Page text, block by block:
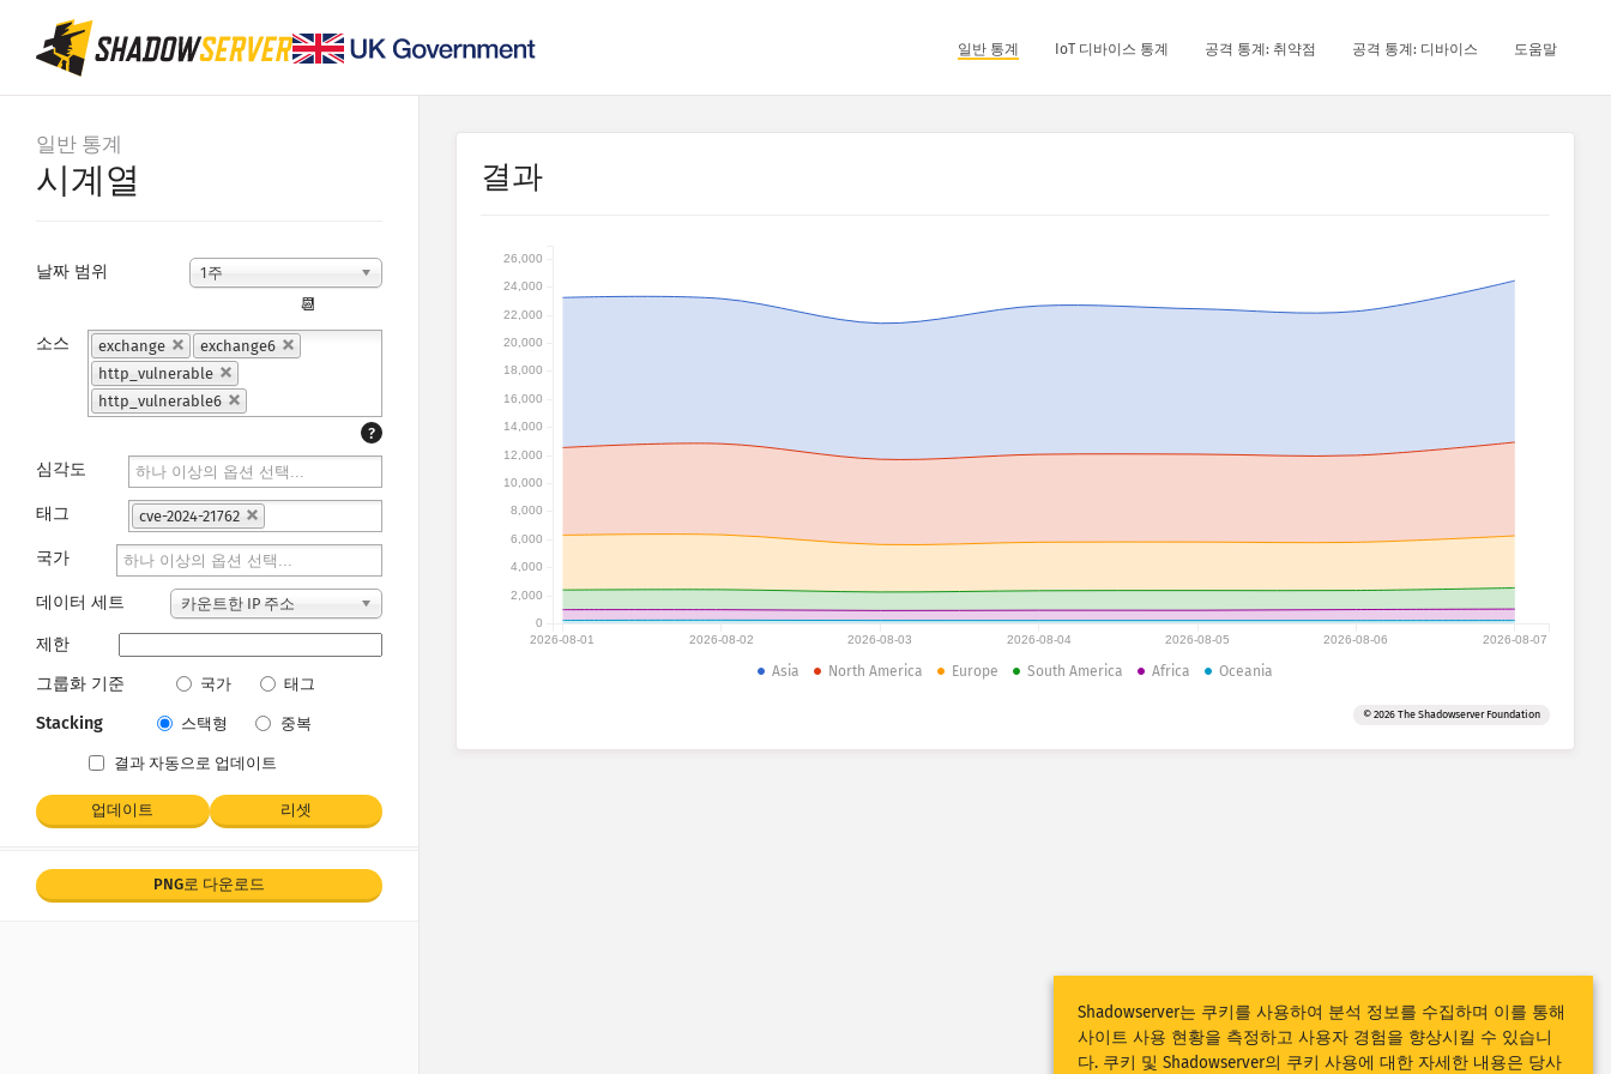
일반 통계 IoT 디바이스 통계 공격 통계: 취약점 공격 통계: 디바이스 도움말
일반 통계
시계열
날짜 범위 1주
📆
소스
exchange
exchange6
http_vulnerable
http_vulnerable6
?
심각도
태그 cve-2024-21762
국가
데이터 세트 카운트한 IP 주소
제한
그룹화 기준
국가 태그
Stacking 스택형 중복
결과 자동으로 업데이트
업데이트 리셋
PNG로 다운로드
결과
2026-08-01 2026-08-02 2026-08-03 2026-08-04 2026-08-05 2026-08-06 2026-08-07
0
2,000
4,000
6,000
8,000
10,000
12,000
14,000
16,000
18,000
20,000
22,000
24,000
26,000
Asia North America Europe South America Africa Oceania
© 2026 The Shadowserver Foundation
Shadowserver는 쿠키를 사용하여 분석 정보를 수집하며 이를 통해
사이트 사용 현황을 측정하고 사용자 경험을 향상시킬 수 있습니
다. 쿠키 및 Shadowserver의 쿠키 사용에 대한 자세한 내용은 당사